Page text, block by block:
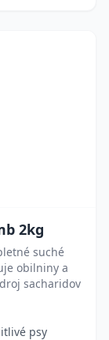
2kg
suché
obilniny a
sacharidov
psy